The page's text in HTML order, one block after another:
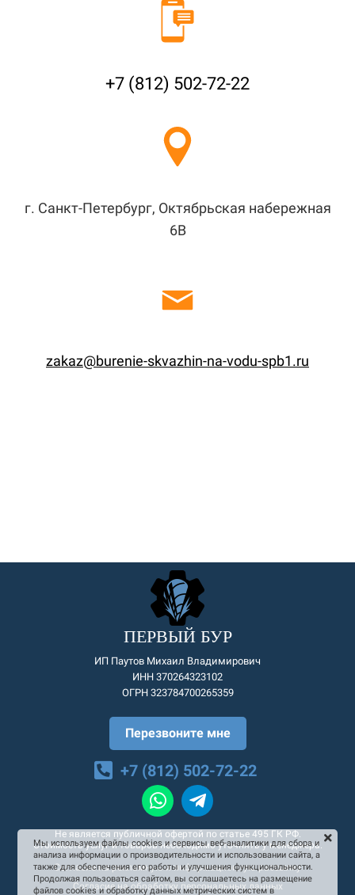
+7 (812) 502-72-22
г. Санкт-Петербург, Октябрьская набережная
6В
zakaz@burenie-skvazhin-na-vodu-spb1.ru
ПЕРВЫЙ БУР
ИП Паутов Михаил Владимирович
ИНН 370264323102
ОГРН 323784700265359
Перезвоните мне
+7 (812) 502-72-22
Не является публичной офертой по статье 495 ГК РФ.
Стоимость услуг и товаров необходимо уточнять у менеджера.
Согласие на рекламную и информационную рассылку
Согласие на обработку персональных данных
Мы используем файлы cookies и сервисы веб-аналитики для сбора и
анализа информации о производительности и использовании сайта, а
также для обеспечения его работы и улучшения функциональности.
Продолжая пользоваться сайтом, вы соглашаетесь на размещение
файлов cookies и обработку данных метрических систем в